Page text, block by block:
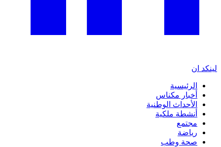
لينكد ان
الرئيسية
أخبار مكناس
الأحداث الوطنية
أنشطة ملكية
مجتمع
رياضة
صحة وطب